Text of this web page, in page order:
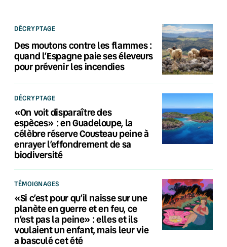
DÉCRYPTAGE
Des moutons contre les flammes :
quand l’Espagne paie ses éleveurs
pour prévenir les incendies
DÉCRYPTAGE
«On voit disparaître des
espèces» : en Guadeloupe, la
célèbre réserve Cousteau peine à
enrayer l’effondrement de sa
biodiversité
TÉMOIGNAGES
«Si c’est pour qu’il naisse sur une
planète en guerre et en feu, ce
n’est pas la peine» : elles et ils
voulaient un enfant, mais leur vie
a basculé cet été